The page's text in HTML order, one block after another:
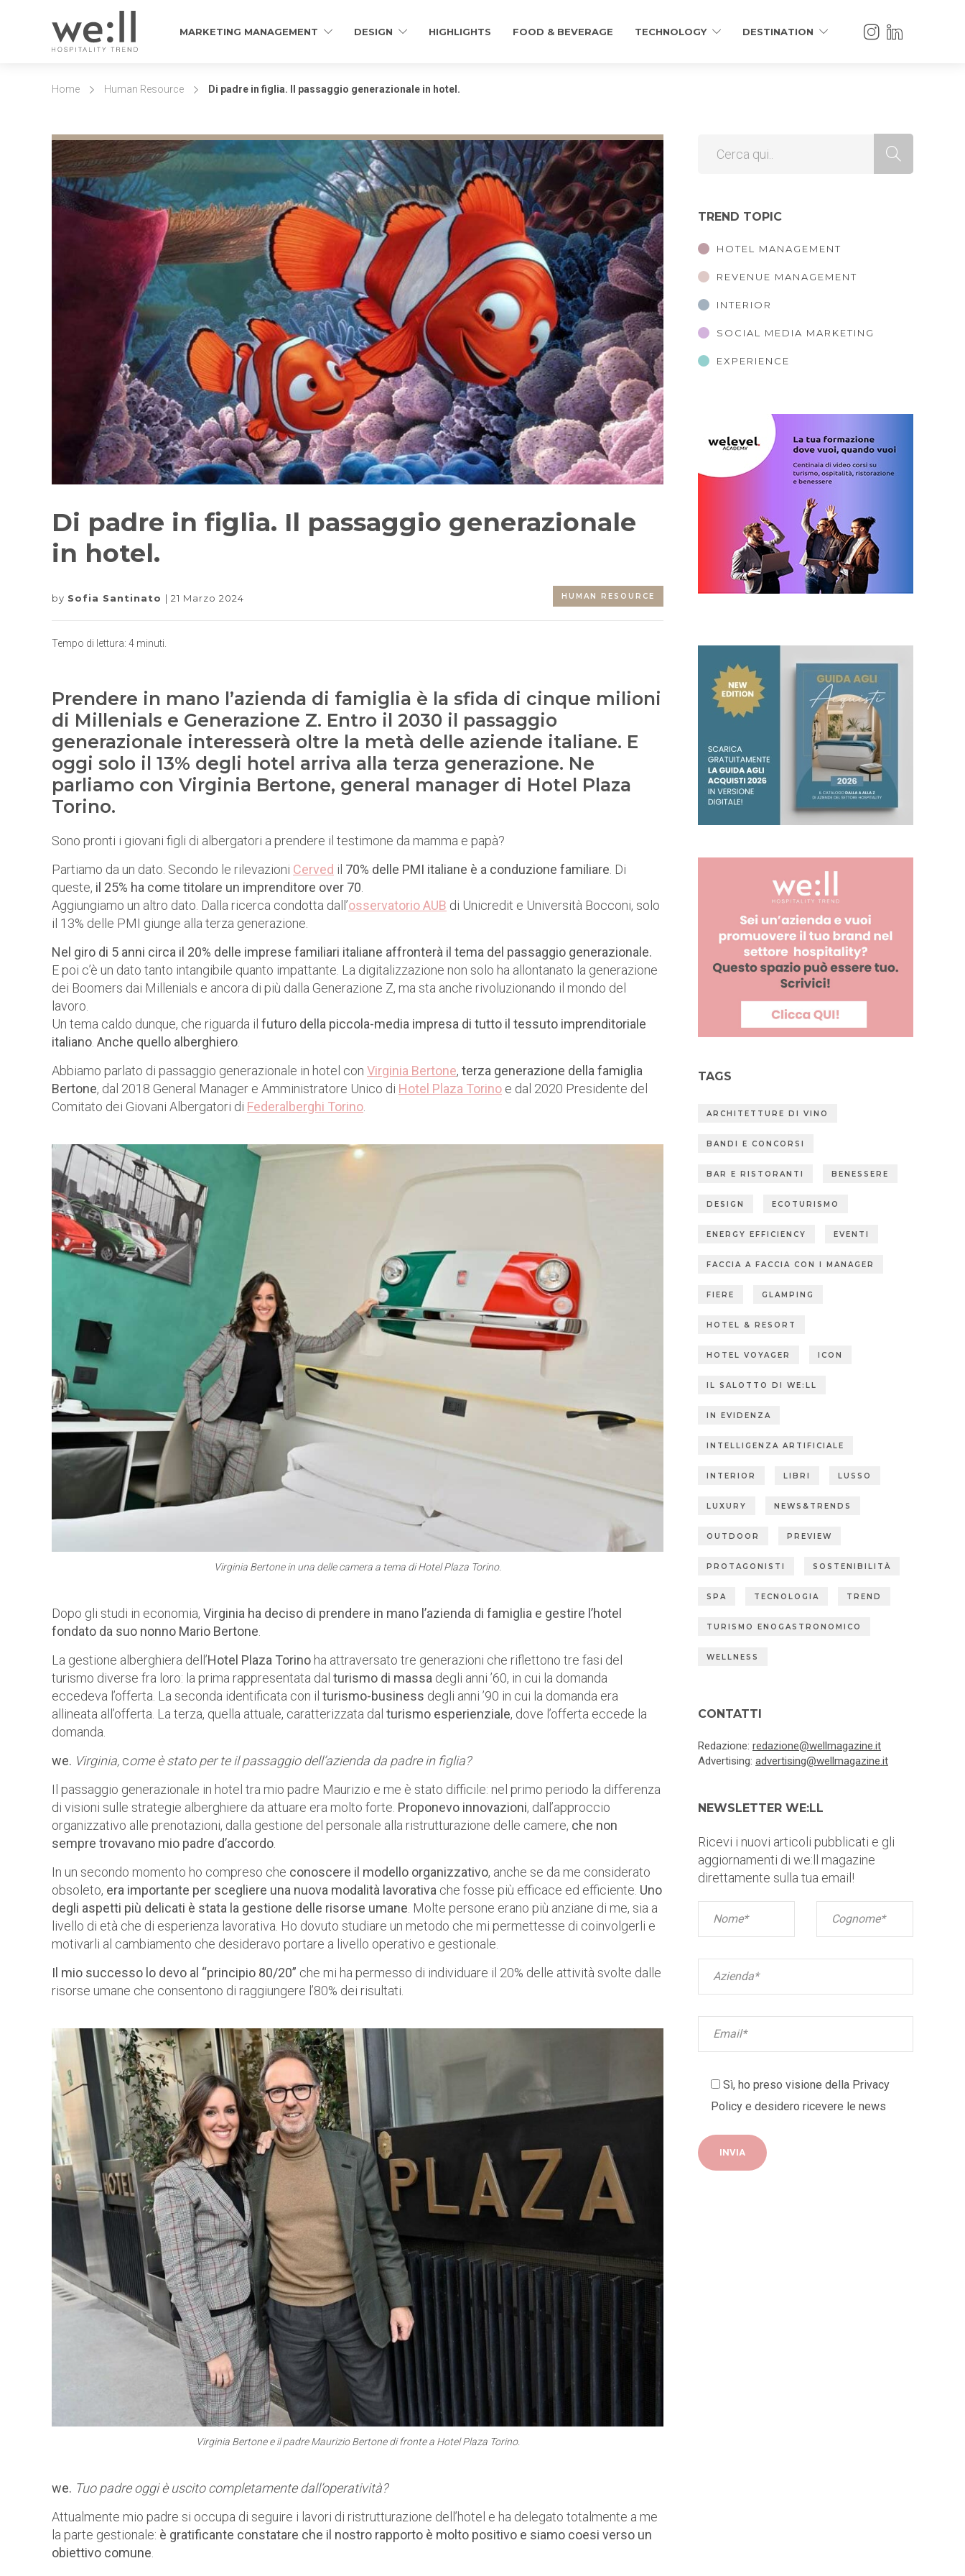
MARKETING MANAGEMENT DESIGN HIGHLIGHTS FOOD & BEVERAGE TECHNOLOGY DESTINATION
Home Human Resource Di padre in figlia. Il passaggio generazionale in hotel.
Di padre in figlia. Il passaggio generazionale
in hotel.
by Sofia Santinato 21 Marzo 2024 HUMAN RESOURCE
Tempo di lettura: 4 minuti.
Prendere in mano l’azienda di famiglia è la sfida di cinque milioni
di Millenials e Generazione Z. Entro il 2030 il passaggio
generazionale interesserà oltre la metà delle aziende italiane. E
oggi solo il 13% degli hotel arriva alla terza generazione. Ne
parliamo con Virginia Bertone, general manager di Hotel Plaza
Torino.
Sono pronti i giovani figli di albergatori a prendere il testimone da mamma e papà?
Partiamo da un dato. Secondo le rilevazioni Cerved il 70% delle PMI italiane è a conduzione familiare. Di
queste, il 25% ha come titolare un imprenditore over 70.
Aggiungiamo un altro dato. Dalla ricerca condotta dall’osservatorio AUB di Unicredit e Università Bocconi, solo
il 13% delle PMI giunge alla terza generazione.
Nel giro di 5 anni circa il 20% delle imprese familiari italiane affronterà il tema del passaggio generazionale.
E poi c’è un dato tanto intangibile quanto impattante. La digitalizzazione non solo ha allontanato la generazione
dei Boomers dai Millenials e ancora di più dalla Generazione Z, ma sta anche rivoluzionando il mondo del
lavoro.
Un tema caldo dunque, che riguarda il futuro della piccola-media impresa di tutto il tessuto imprenditoriale
italiano. Anche quello alberghiero.
Abbiamo parlato di passaggio generazionale in hotel con Virginia Bertone, terza generazione della famiglia
Bertone, dal 2018 General Manager e Amministratore Unico di Hotel Plaza Torino e dal 2020 Presidente del
Comitato dei Giovani Albergatori di Federalberghi Torino.
Virginia Bertone in una delle camera a tema di Hotel Plaza Torino.
Dopo gli studi in economia, Virginia ha deciso di prendere in mano l’azienda di famiglia e gestire l’hotel
fondato da suo nonno Mario Bertone
La gestione alberghiera dell’Hotel Plaza Torino ha attraversato tre generazioni che riflettono tre fasi del
turismo diverse fra loro: la prima rappresentata dal turismo di massa degli anni ’60, in cui la domanda
eccedeva l’offerta. La seconda identificata con il turismo-business degli anni ’90 in cui la domanda era
allineata all’offerta. La terza, quella attuale, caratterizzata dal turismo esperienziale, dove l’offerta eccede la
domanda.
we. Virginia, come è stato per te il passaggio dell’azienda da padre in figlia?
Il passaggio generazionale in hotel tra mio padre Maurizio e me è stato difficile: nel primo periodo la differenza
di visioni sulle strategie alberghiere da attuare era molto forte. Proponevo innovazioni, dall’approccio
organizzativo alle prenotazioni, dalla gestione del personale alla ristrutturazione delle camere, che non
sempre trovavano mio padre d’accordo
In un secondo momento ho compreso che conoscere il modello organizzativo, anche se da me considerato
obsoleto, era importante per scegliere una nuova modalità lavorativa che fosse più efficace ed efficiente. Uno
degli aspetti più delicati è stata la gestione delle risorse umane . Molte persone erano più anziane di me, sia a
livello di età che di esperienza lavorativa. Ho dovuto studiare un metodo che mi permettesse di coinvolgerli e
motivarli al cambiamento che desideravo portare a livello operativo e gestionale.
Il mio successo lo devo al “principio 80/20” che mi ha permesso di individuare il 20% delle attività svolte dalle
risorse umane che consentono di raggiungere l’80% dei risultati.
Virginia Bertone e il padre Maurizio Bertone di fronte a Hotel Plaza Torino.
we. Tuo padre oggi è uscito completamente dall’operatività?
Attualmente mio padre si occupa di seguire i lavori di ristrutturazione dell’hotel e ha delegato totalmente a me
la parte gestionale: è gratificante constatare che il nostro rapporto è molto positivo e siamo coesi verso un
obiettivo comune
TREND TOPIC
HOTEL MANAGEMENT
REVENUE MANAGEMENT
INTERIOR
SOCIAL MEDIA MARKETING
EXPERIENCE
TAGS
ARCHITETTURE DI VINO
BANDI E CONCORSI
BAR E RISTORANTI BENESSERE
DESIGN ECOTURISMO
ENERGY EFFICIENCY EVENTI
FACCIA A FACCIA CON I MANAGER
FIERE GLAMPING
HOTEL & RESORT
HOTEL VOYAGER ICON
IL SALOTTO DI WE:LL
IN EVIDENZA
INTELLIGENZA ARTIFICIALE
INTERIOR LIBRI LUSSO
LUXURY NEWS&TRENDS
OUTDOOR PREVIEW
PROTAGONISTI SOSTENIBILITÀ
SPA TECNOLOGIA TREND
TURISMO ENOGASTRONOMICO
WELLNESS
CONTATTI
Redazione: redazione@wellmagazine.it
Advertising: advertising@wellmagazine.it
NEWSLETTER WE:LL
Ricevi i nuovi articoli pubblicati e gli
aggiornamenti di we:ll magazine
direttamente sulla tua email!
Sì, ho preso visione della Privacy
Policy e desidero ricevere le news